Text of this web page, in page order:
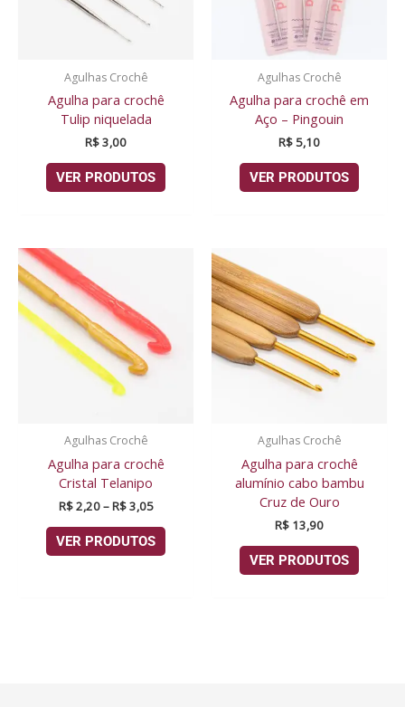
Agulhas Crochê
Agulha para crochê
Tulip niquelada
R$3,00
VER PRODUTOS
Agulhas Crochê
Agulha para crochê em
Aço – Pingouin
R$5,10
VER PRODUTOS
Agulhas Crochê
Agulha para crochê
Cristal Telanipo
R$2,20–R$3,05
R$ 3,05
VER PRODUTOS
Agulhas Crochê
Agulha para crochê
alumínio cabo bambu
Cruz de Ouro
R$ 13,90
VER PRODUTOS